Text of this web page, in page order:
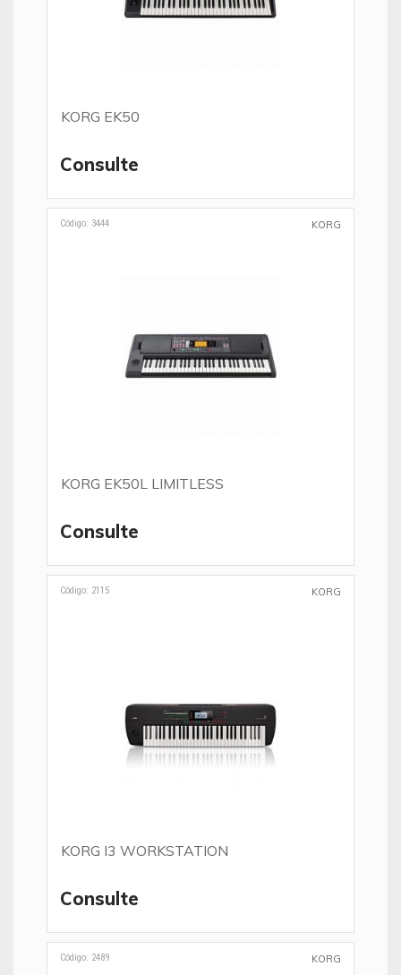
KORG EK50
Consulte
Código: 3444 KORG
KORG EK50L LIMITLESS
Consulte
Código: 2115 KORG
KORG I3 WORKSTATION
Consulte
Código: 2489 KORG